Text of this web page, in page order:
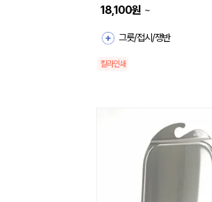
18,100원 ~
그릇/접시/쟁반
칼라인쇄